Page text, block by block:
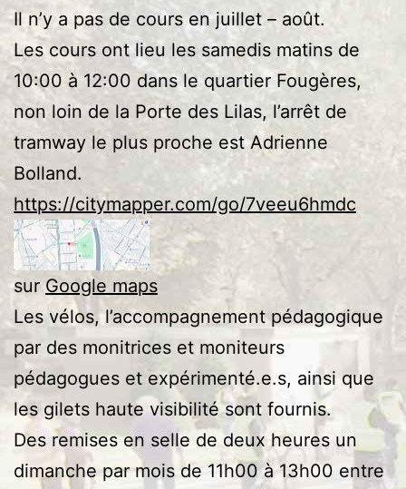
Il n’y a pas de cours en juillet – août.
Les cours ont lieu les samedis matins de
10:00 à 12:00 dans le quartier Fougères,
non loin de la Porte des Lilas, l’arrêt de
tramway le plus proche est Adrienne
Bolland.
https://citymapper.com/go/7veeu6hmdc
sur Google maps
Les vélos, l’accompagnement pédagogique
par des monitrices et moniteurs
pédagogues et expérimenté.e.s, ainsi que
les gilets haute visibilité sont fournis.
Des remises en selle de deux heures un
dimanche par mois de 11h00 à 13h00 entre